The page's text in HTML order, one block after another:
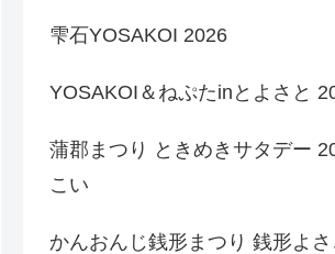
雫石YOSAKOI 2026
YOSAKOI＆ねぷたinとよさと
蒲郡まつり ときめきサタデー
こい
かんおんじ銭形まつり 銭形よ